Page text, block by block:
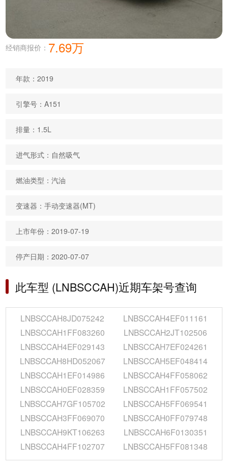
经销商报价： 7.69万
年款：2019
引擎号：A151
排量：1.5L
进气形式：自然吸气
燃油类型：汽油
变速器：手动变速器(MT)
上市年份：2019-07-19
停产日期：2020-07-07
此车型 (LNBSCCAH)近期车架号查询
LNBSCCAH8JD075242
LNBSCCAH4EF011161
LNBSCCAH1FF083260
LNBSCCAH2JT102506
LNBSCCAH4EF029143
LNBSCCAH7EF024261
LNBSCCAH8HD052067
LNBSCCAH5EF048414
LNBSCCAH1EF014986
LNBSCCAH4FF058062
LNBSCCAH0EF028359
LNBSCCAH1FF057502
LNBSCCAH7GF105702
LNBSCCAH5FF069541
LNBSCCAH3FF069070
LNBSCCAH0FF079748
LNBSCCAH9KT106263
LNBSCCAH6F0130351
LNBSCCAH4FF102707
LNBSCCAH5FF081348